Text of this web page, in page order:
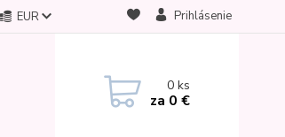
EUR Prihlásenie
0ks
za 0 €